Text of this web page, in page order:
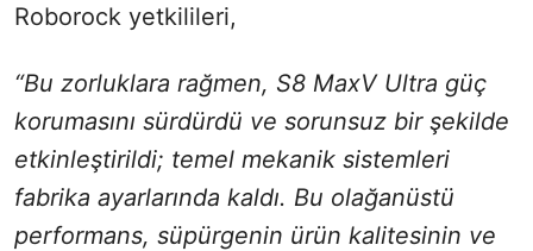
Roborock yetkilileri,
“Bu zorluklara rağmen, S8 MaxV Ultra güç
korumasını sürdürdü ve sorunsuz bir şekilde
etkinleştirildi; temel mekanik sistemleri
fabrika ayarlarında kaldı. Bu olağanüstü
performans, süpürgenin ürün kalitesinin ve